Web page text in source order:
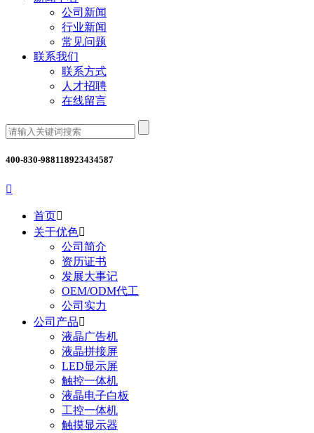
公司新闻
行业新闻
常见问题
联系我们
联系方式
人才招聘
在线留言
400-830-988118923434587

首页
关于优色
公司简介
资历证书
发展大事记
OEM/ODM代工
公司实力
公司产品
液晶广告机
液晶拼接屏
LED显示屏
触控一体机
液晶电子白板
工控一体机
触摸显示器